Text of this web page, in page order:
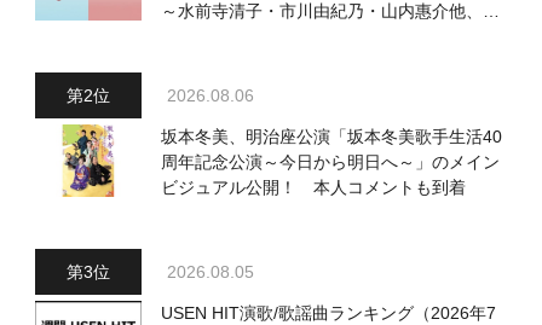
～水前寺清子・市川由紀乃・山内惠介他、
2026.08.06
坂本冬美、明治座公演「坂本冬美歌手生活40
周年記念公演～今日から明日へ～」のメイン
ビジュアル公開！ 本人コメントも到着
2026.08.05
USEN HIT演歌/歌謡曲ランキング（2026年7